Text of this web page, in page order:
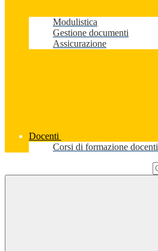
Modulistica
Gestione documenti
Assicurazione
Docenti
Corsi di formazione docenti